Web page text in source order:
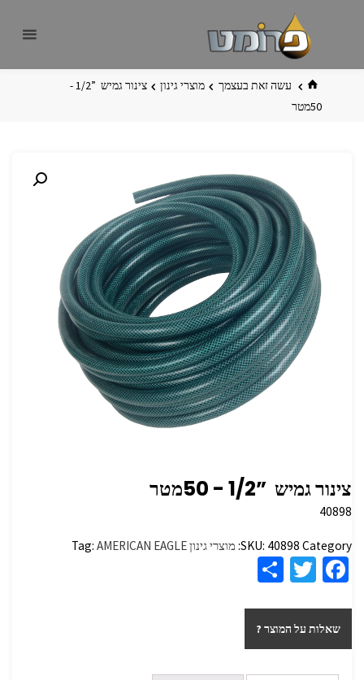
בית עשה זאת בעצמך מוצרי גינון
צינור גמיש ‏ ‏”1/2 ‏-
50מטר
צינור גמיש ‏ ‏”1/2 ‏- 50מטר
40898
SKU: 40898 Category: מוצרי גינון Tag: AMERICAN EAGLE
Fa
b
o
T
tt
er
ar
e
שאלות על המוצר ?